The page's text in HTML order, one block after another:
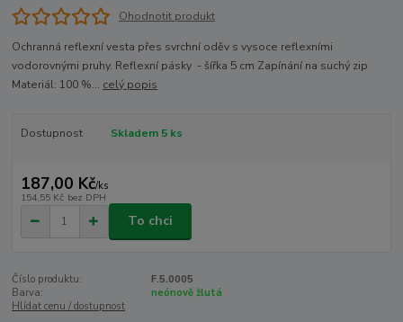
Ohodnotit produkt
Ochranná reflexní vesta přes svrchní oděv s vysoce reflexními
vodorovnými pruhy. Reflexní pásky - šířka 5 cm Zapínání na suchý zip
Materiál: 100 %... celý popis
Dostupnost Skladem 5 ks
187,00 Kč/ks
154,55 Kč bez DPH
To chci
Číslo produktu:
F.5.0005
Barva:
neónově žlutá
Hlídat cenu / dostupnost